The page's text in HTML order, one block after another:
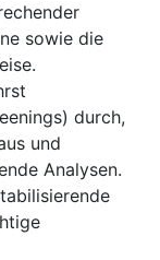
sowie die
durch,
und
Analysen.